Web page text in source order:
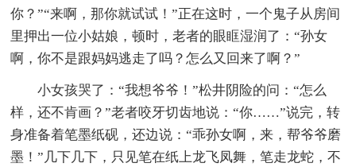
你？”“来啊，那你就试试！”正在这时，一个鬼子从房间
里押出一位小姑娘，顿时，老者的眼眶湿润了：“孙女
啊，你不是跟妈妈逃走了吗？怎么又回来了啊？”
小女孩哭了：“我想爷爷！”松井阴险的问：“怎么
样，还不肯画？”老者咬牙切齿地说：“你……”说完，转
身准备着笔墨纸砚，还边说：“乖孙女啊，来，帮爷爷磨
墨！”几下几下，只见笔在纸上龙飞凤舞，笔走龙蛇，不